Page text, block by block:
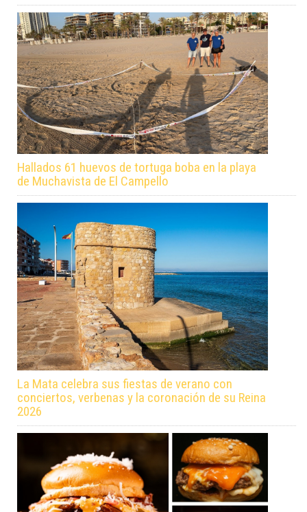
Hallados 61 huevos de tortuga boba en la playa
de Muchavista de El Campello
La Mata celebra sus fiestas de verano con
conciertos, verbenas y la coronación de su Reina
2026